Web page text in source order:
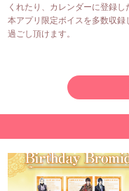
くれたり、カレンダーに登録し
本アプリ限定ボイスを多数収
過ごし頂けます。